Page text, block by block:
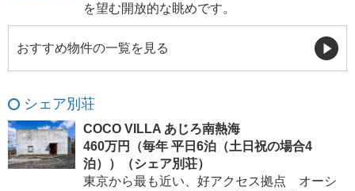
を望む開放的な眺めです。
おすすめ物件の一覧を見る
シェア別荘
COCO VILLA あじろ南熱海
460万円（毎年 平日6泊（土日祝の場合4
泊））（シェア別荘）
東京から最も近い、好アクセス拠点 オーシ